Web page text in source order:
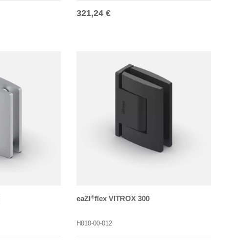
Normaler Preis
321,24 €
eaZI®flex VITROX 300
H010-00-012